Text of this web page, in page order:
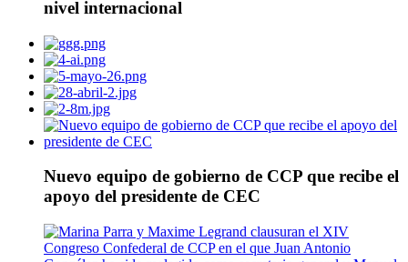
nivel internacional
Nuevo equipo de gobierno de CCP que recibe el
apoyo del presidente de CEC